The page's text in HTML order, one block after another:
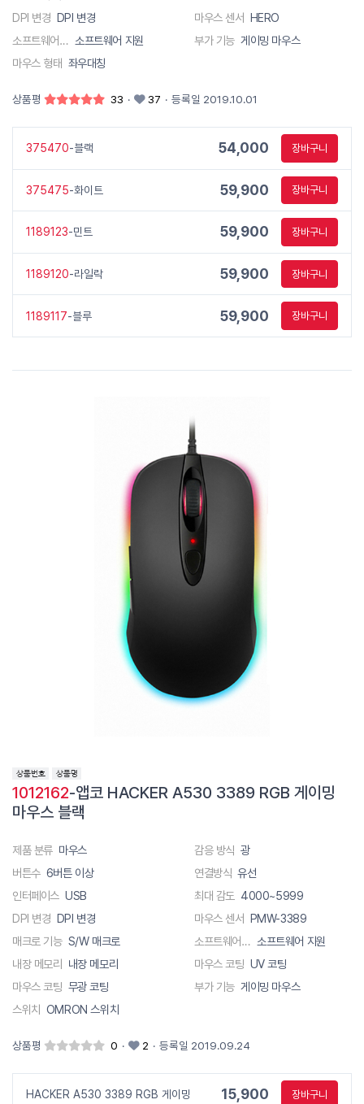
DPI 변경 DPI 변경 마우스 센서 HERO
소프트웨어 지원 소프트웨어 지원 부가 기능 게이밍 마우스
마우스 형태 좌우대칭
상품평 33 · 37 · 등록일 2019.10.01
375470-블랙 54,000 장바구니
375475-화이트 59,900 장바구니
1189123-민트 59,900 장바구니
1189120-라일락 59,900 장바구니
1189117-블루 59,900 장바구니
1012162-앱코 HACKER A530 3389 RGB 게이밍
마우스 블랙
제품 분류 마우스 감응 방식 광
버튼수 6버튼 이상 연결방식 유선
인터페이스 USB 최대 감도 4000~5999
DPI 변경 DPI 변경 마우스 센서 PMW-3389
매크로 기능 S/W 매크로 소프트웨어 지원 소프트웨어 지원
내장 메모리 내장 메모리 마우스 코팅 UV 코팅
마우스 코팅 무광 코팅 부가 기능 게이밍 마우스
스위치 OMRON 스위치
상품평 0 · 2 · 등록일 2019.09.24
HACKER A530 3389 RGB 게이밍 15,900 장바구니